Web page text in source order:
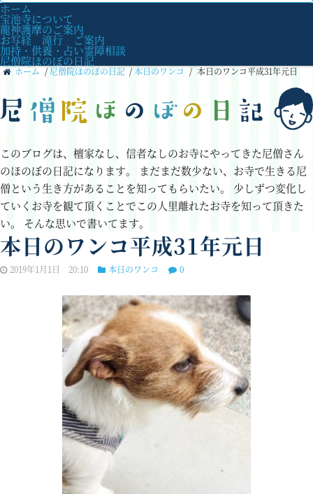
ホーム
宝池寺について
龍神護摩のご案内
お写経 滝行 ご案内
加持・供養・占い霊障相談
尼僧院ほのぼの日記
ホーム / 尼僧院ほのぼの日記 /本日のワンコ / 本日のワンコ平成31年元日
このブログは、檀家なし、信者なしのお寺にやってきた尼僧さん
のほのぼの日記になります。 まだまだ数少ない、お寺で生きる尼
僧という生き方があることを知ってもらいたい。
少しずつ変化し
ていくお寺を観て頂くことでこの人里離れたお寺を知って頂きた
い。 そんな思いで書いてます。
本日のワンコ平成31年元日
2019年1月1日 20:10 本日のワンコ 0